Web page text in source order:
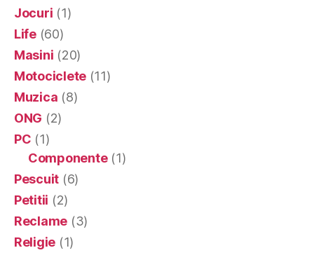
Jocuri (1)
Life(60)
Masini (20)
Motociclete (11)
Muzica (8)
ONG (2)
PC (1)
Componente(1)
Pescuit (6)
Petitii (2)
Reclame (3)
Religie (1)